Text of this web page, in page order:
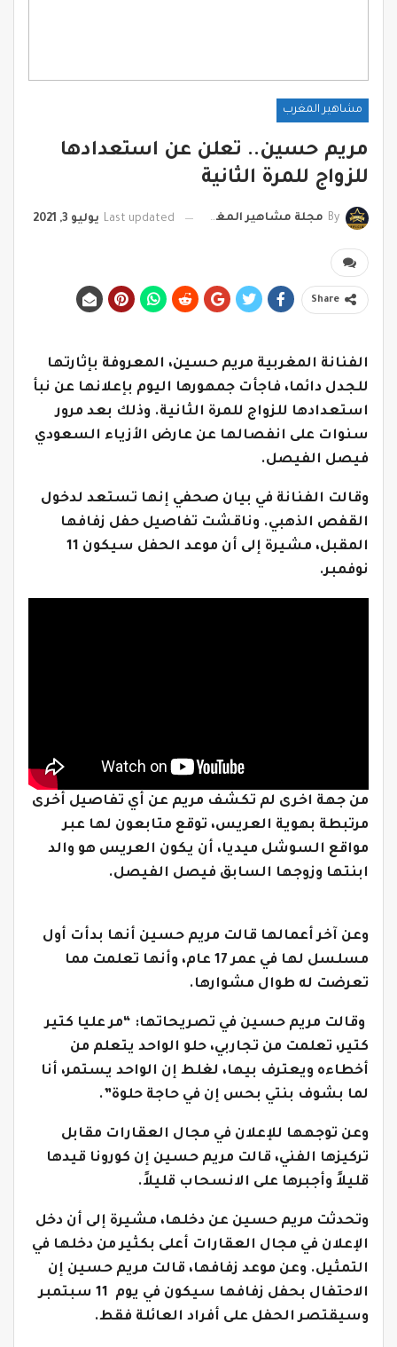
مشاهير المغرب
مريم حسين.. تعلن عن استعدادها
للزواج للمرة الثانية
By مجلة مشاهير المغرب Last updated يوليو 3, 2021
Share
الفنانة المغربية مريم حسين، المعروفة بإثارتها
للجدل دائما، فاجأت جمهورها اليوم بإعلانها عن نبأ
استعدادها للزواج للمرة الثانية. وذلك بعد مرور
سنوات على انفصالها عن عارض الأزياء السعودي
فيصل الفيصل.
وقالت الفنانة في بيان صحفي إنها تستعد لدخول
القفص الذهبي. وناقشت تفاصيل حفل زفافها
المقبل، مشيرة إلى أن موعد الحفل سيكون 11
نوفمبر.
من جهة اخرى لم تكشف مريم عن أي تفاصيل أخرى
مرتبطة بهوية العريس، توقع متابعون لها عبر
مواقع السوشل ميديا، أن يكون العريس هو والد
ابنتها وزوجها السابق فيصل الفيصل.
وعن آخر أعمالها قالت مريم حسين أنها بدأت أول
مسلسل لها في عمر 17 عام، وأنها تعلمت مما
تعرضت له طوال مشوارها.
وقالت مريم حسين في تصريحاتها: “مر عليا كتير
كتير، تعلمت من تجاربي، حلو الواحد يتعلم من
أخطاءه ويعترف بيها، لغلط إن الواحد يستمر، أنا
لما بشوف بنتي بحس إن في حاجة حلوة”.
وعن توجهها للإعلان في مجال العقارات مقابل
تركيزها الفني، قالت مريم حسين إن كورونا قيدها
قليلاً وأجبرها على الانسحاب قليلاً.
وتحدثت مريم حسين عن دخلها، مشيرة إلى أن دخل
الإعلان في مجال العقارات أعلى بكثير من دخلها في
التمثيل. وعن موعد زفافها، قالت مريم حسين إن
الاحتفال بحفل زفافها سيكون في يوم 11 سبتمبر
وسيقتصر الحفل على أفراد العائلة فقط.